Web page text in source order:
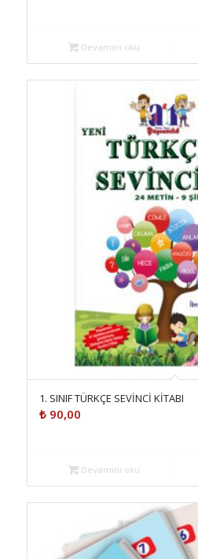
Devamını oku
1. SINIF TÜRKÇE SEVİNCİ KİTABI
₺90,00
Devamını oku